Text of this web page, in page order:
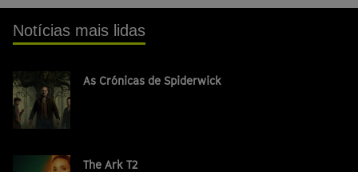
Notícias mais lidas
As Crónicas de Spiderwick
The Ark T2